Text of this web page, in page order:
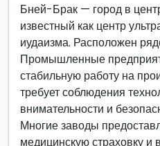
Бней-Брак — город в
известный как центр
иудаизма. Расположен
Промышленные
стабильную работу на
требует соблюдения
внимательности и
Многие заводы
медицинскую страховку и